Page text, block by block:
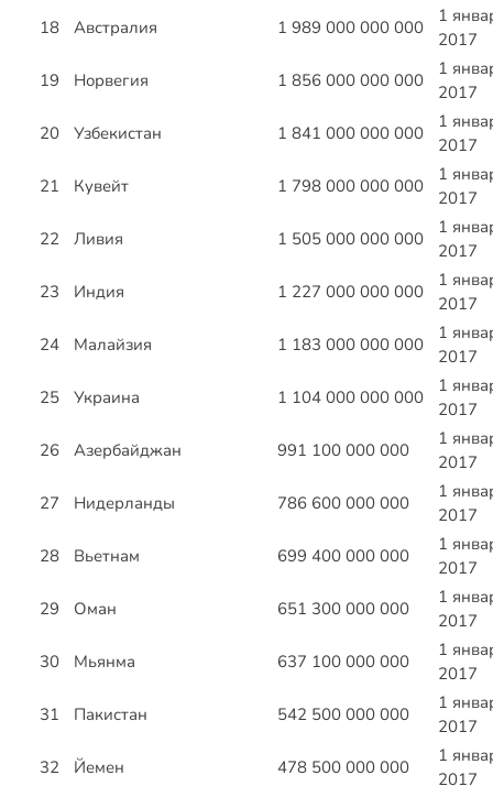
18
Австралия 1 989 000 000 000
1
2017
19
Норвегия 1 856 000 000 000
1
2017
20
Узбекистан 1 841 000 000 000
1
2017
21
Кувейт 1 798 000 000 000
1
2017
22
Ливия 1 505 000 000 000
1
2017
23
Индия 1 227 000 000 000
1
2017
24
Малайзия 1 183 000 000 000
1
2017
25
Украина 1 104 000 000 000
1
2017
26
Азербайджан 991 100 000 000
1
2017
27
Нидерланды 786 600 000 000
1
2017
28
Вьетнам 699 400 000 000
1
2017
29
Оман 651 300 000 000
1
2017
30
Мьянма 637 100 000 000
1
2017
31
Пакистан 542 500 000 000
1
2017
32
Йемен 478 500 000 000
1
2017